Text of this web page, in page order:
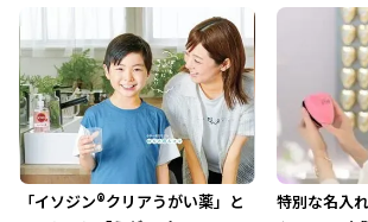
「イソジン®クリアうがい薬」と
特別な名入